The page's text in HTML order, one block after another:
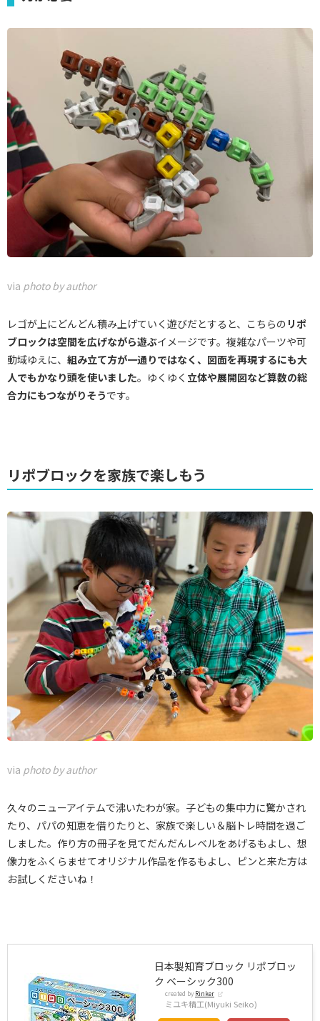
via photo by author
レゴが上にどんどん積み上げていく遊びだとすると、こちらの リポ
ブロックは空間を広げながら遊ぶイメージです。複雑なパーツや可
動域ゆえに、 組み立て方が一通りではなく、図面を再現するにも大
人でもかなり頭を使いました。ゆくゆく 立体や展開図など算数の総
合力にもつながりそうです。
リポブロックを家族で楽しもう
via photo by author
久々のニューアイテムで沸いたわが家。子どもの集中力に驚かされ
たり、パパの知恵を借りたりと、家族で楽しい＆脳トレ時間を過ご
しました。作り方の冊子を見てだんだんレベルをあげるもよし、想
像力をふくらませてオリジナル作品を作るもよし、ピンと来た方は
お試しくださいね！
日本製知育ブロック リポブロッ
ク ベーシック300
created by Rinker
ミユキ精工(Miyuki Seiko)